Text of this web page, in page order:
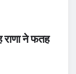
राणा ने फतह